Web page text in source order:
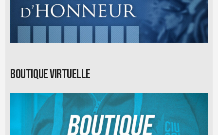
Boutique virtuelle